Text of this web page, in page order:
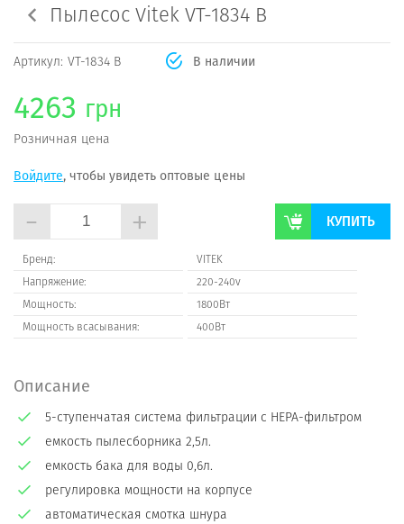
Пылесос Vitek VT-1834 B
Артикул: VT-1834 B В наличии
4263 грн
Розничная цена
Войдите, чтобы увидеть оптовые цены
- + КУПИТЬ
Бренд:
VITEK
Напряжение:
220-240v
Мощность:
1800Вт
Мощность всасывания:
400Вт
Описание
5-ступенчатая система фильтрации с НЕРА-фильтром
емкость пылесборника 2,5л.
емкость бака для воды 0,6л.
регулировка мощности на корпусе
автоматическая смотка шнура